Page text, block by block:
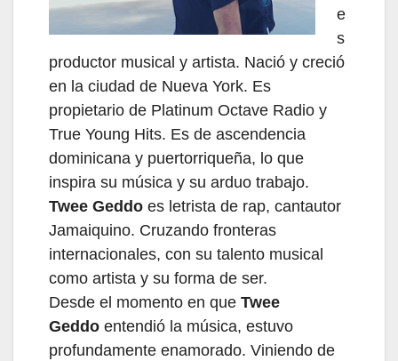
e
s
productor musical y artista. Nació y creció
en la ciudad de Nueva York. Es
propietario de Platinum Octave Radio y
True Young Hits. Es de ascendencia
dominicana y puertorriqueña, lo que
inspira su música y su arduo trabajo.
Twee Geddo es letrista de rap, cantautor
Jamaiquino. Cruzando fronteras
internacionales, con su talento musical
como artista y su forma de ser.
Desde el momento en que Twee
Geddo entendió la música, estuvo
profundamente enamorado. Viniendo de